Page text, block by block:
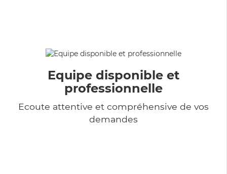
Equipe disponible et
professionnelle
Ecoute attentive et compréhensive de vos
demandes